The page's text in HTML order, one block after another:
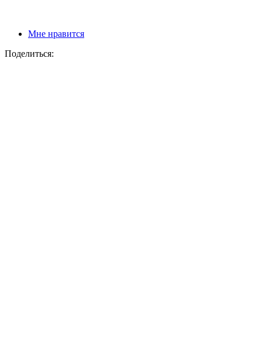
Мне нравится
Поделиться: